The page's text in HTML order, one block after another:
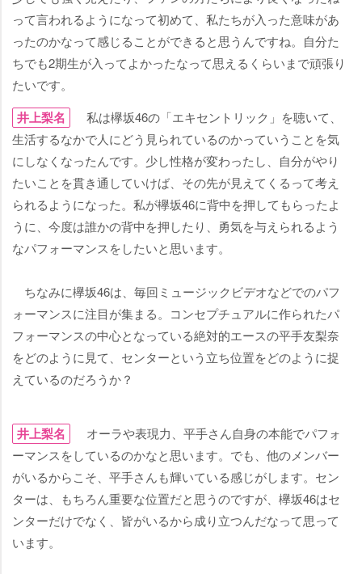
って言われるようになって初めて、私たちが入った意味があ
ったのかなって感じることができると思うんですね。自分た
ちでも2期生が入ってよかったなって思えるくらいまで頑張り
たいです。
井上梨名
私は欅坂46の「エキセントリック」を聴いて、
生活するなかで人にどう見られているのかっていうことを気
にしなくなったんです。少し性格が変わったし、自分がやり
たいことを貫き通していけば、その先が見えてくるって考え
られるようになった。私が欅坂46に背中を押してもらったよ
うに、今度は誰かの背中を押したり、勇気を与えられるよう
なパフォーマンスをしたいと思います。
ちなみに欅坂46は、毎回ミュージックビデオなどでのパフ
ォーマンスに注目が集まる。コンセプチュアルに作られたパ
フォーマンスの中心となっている絶対的エースの平手友梨奈
をどのように見て、センターという立ち位置をどのように捉
えているのだろうか？
井上梨名
オーラや表現力、平手さん自身の本能でパフォ
ーマンスをしているのかなと思います。でも、他のメンバー
がいるからこそ、平手さんも輝いている感じがします。セン
ターは、もちろん重要な位置だと思うのですが、欅坂46はセ
ンターだけでなく、皆がいるから成り立つんだなって思って
います。